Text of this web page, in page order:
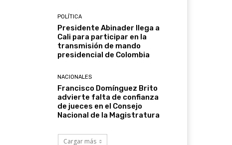
POLÍTICA
Presidente Abinader llega a
Cali para participar en la
transmisión de mando
presidencial de Colombia
NACIONALES
Francisco Domínguez Brito
advierte falta de confianza
de jueces en el Consejo
Nacional de la Magistratura
Cargar más